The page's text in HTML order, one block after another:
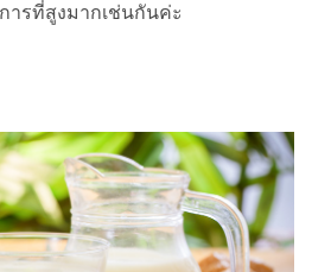
รที่สูงมากเช่นกันค่ะ